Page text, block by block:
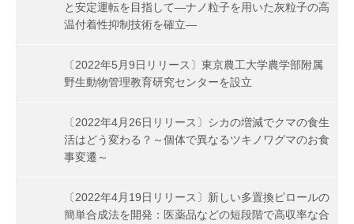
と安定運転を目指して―ナノ粒子を用いた灰粒子の高
温付着性抑制技術を確立―
〔2022年5月9日リリース〕東京農工大学農学部附属
野生動物管理教育研究センターを設立
〔2022年4月26日リリース〕シカの増減でクマの食生
活はどう変わる？～個体で異なるツキノワグマのお食
事変遷～
〔2022年4月19日リリース〕新しい多置換ピロールの
簡単合成法を開発：医薬品などの短段階で高収率な合